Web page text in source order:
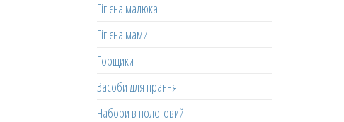
Гігієна малюка
Гігієна мами
Горщики
Засоби для прання
Набори в пологовий